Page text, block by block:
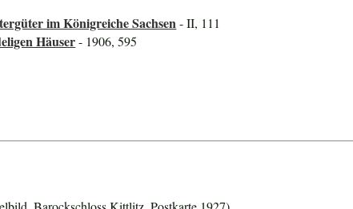
im Königreiche Sachsen- II, 111
Häuser- 1906, 595